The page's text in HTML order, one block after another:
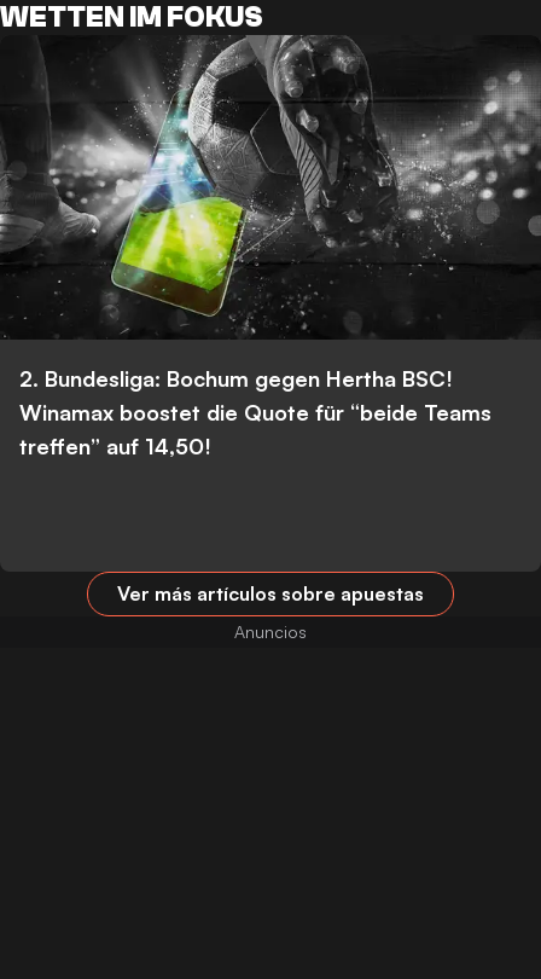
WETTEN IM FOKUS
2. Bundesliga: Bochum gegen Hertha BSC!
Winamax boostet die Quote für “beide Teams
treffen” auf 14,50!
Ver más artículos sobre apuestas